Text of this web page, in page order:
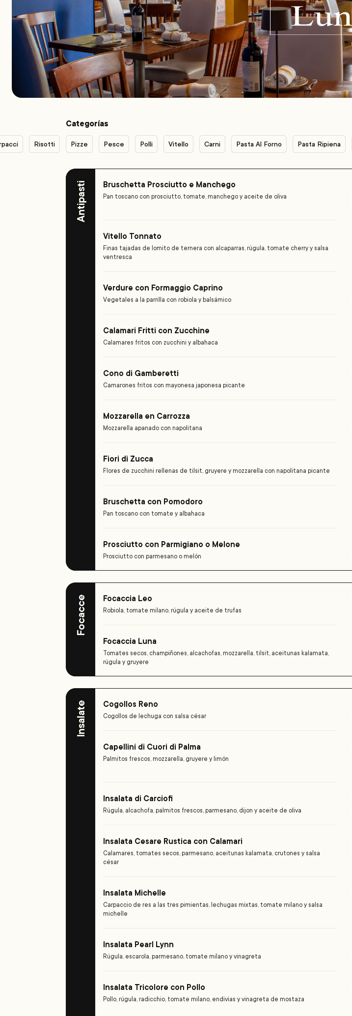
Categorías
Risotti Pizze Pesce Polli Vitello Carni Pasta Al Forno Pasta Ripiena
Antipasti Bruschetta Prosciutto e Manchego
Pan toscano con prosciutto, tomate, manchego y aceite de oliva
Vitello Tonnato
Finas tajadas de lomito de ternera con alcaparras, rúgula, tomate cherry y salsa
ventresca
Verdure con Formaggio Caprino
Vegetales a la parrilla con robiola y balsámico
Calamari Fritti con Zucchine
Calamares fritos con zucchini y albahaca
Cono di Gamberetti
Camarones fritos con mayonesa japonesa picante
Mozzarella en Carrozza
Mozzarella apanado con napolitana
Fiori di Zucca
Flores de zucchini rellenas de tilsit, gruyere y mozzarella con napolitana picante
Bruschetta con Pomodoro
Pan toscano con tomate y albahaca
Prosciutto con Parmigiano o Melone
Prosciutto con parmesano o melón
Focacce Focaccia Leo
Robiola, tomate milano, rúgula y aceite de trufas
Focaccia Luna
Tomates secos, champiñones, alcachofas, mozzarella, tilsit, aceitunas kalamata,
rúgula y gruyere
Insalate Cogollos Reno
Cogollos de lechuga con salsa césar
Capellini di Cuori di Palma
Palmitos frescos, mozzarella, gruyere y limón
Insalata di Carciofi
Rúgula, alcachofa, palmitos frescos, parmesano, dijon y aceite de oliva
Insalata Cesare Rustica con Calamari
Calamares, tomates secos, parmesano, aceitunas kalamata, crutones y salsa
césar
Insalata Michelle
Carpaccio de res a las tres pimientas, lechugas mixtas, tomate milano y salsa
michelle
Insalata Pearl Lynn
Rúgula, escarola, parmesano, tomate milano y vinagreta
Insalata Tricolore con Pollo
Pollo, rúgula, radicchio, tomate milano, endivias y vinagreta de mostaza